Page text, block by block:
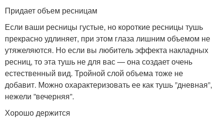
Придает объем ресницам
Если ваши ресницы густые, но короткие ресницы тушь
прекрасно удлиняет, при этом глаза лишним объемом не
утяжеляются. Но если вы любитель эффекта накладных
ресниц, то эта тушь не для вас — она создает очень
естественный вид. Тройной слой объема тоже не
добавит. Можно охарактеризовать ее как тушь ”дневная”,
нежели ”вечерняя”.
Хорошо держится